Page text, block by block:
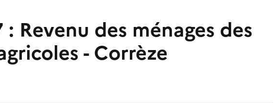
: Revenu des ménages des
- Corrèze